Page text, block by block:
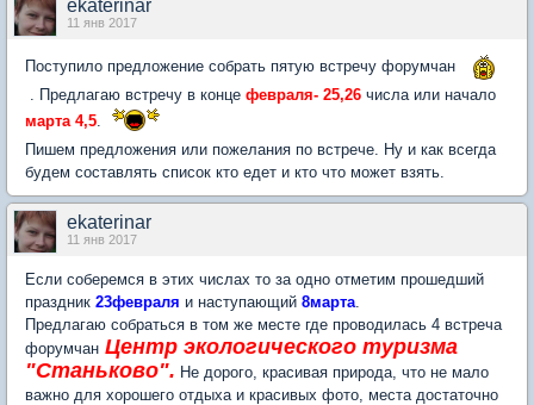
ekaterinar
11 янв 2017
Поступило предложение собрать пятую встречу форумчан
. Предлагаю встречу в конце февраля- 25,26 числа или начало
марта 4,5
Пишем предложения или пожелания по встрече. Ну и как всегда
будем составлять список кто едет и кто что может взять.
ekaterinar
11 янв 2017
Если соберемся в этих числах то за одно отметим прошедший
праздник 23февраля и наступающий 8марта.
Предлагаю собраться в том же месте где проводилась 4 встреча
форумчан Центр экологического туризма
"Станьково". Не дорого, красивая природа, что не мало
важно для хорошего отдыха и красивых фото, места достаточно